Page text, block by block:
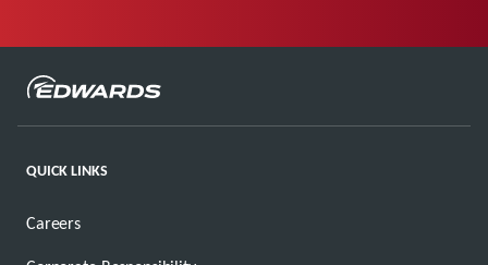
QUICK LINKS
Careers